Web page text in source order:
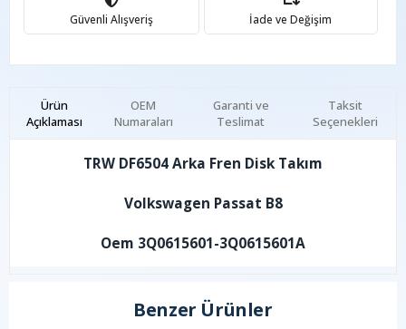
Güvenli Alışveriş İade ve Değişim
Ürün
Açıklaması
Garanti ve
Teslimat
Taksit
Seçenekleri
OEM
Numaraları
TRW DF6504 Arka Fren Disk Takım
Volkswagen Passat B8
Oem 3Q0615601-3Q0615601A
Benzer Ürünler